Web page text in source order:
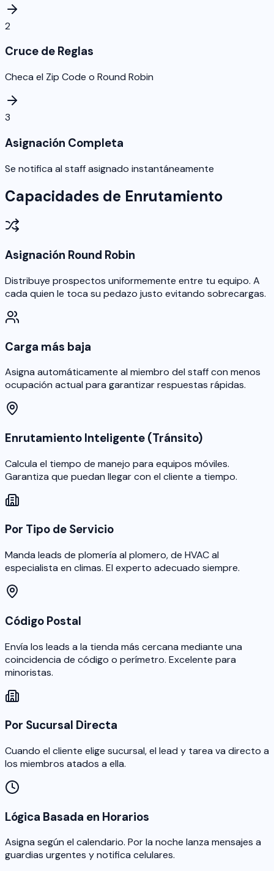
2
Cruce de Reglas
Checa el Zip Code o Round Robin
3
Asignación Completa
Se notifica al staff asignado instantáneamente
Capacidades de Enrutamiento
Asignación Round Robin
Distribuye prospectos uniformemente entre tu equipo. A
cada quien le toca su pedazo justo evitando sobrecargas.
Carga más baja
Asigna automáticamente al miembro del staff con menos
ocupación actual para garantizar respuestas rápidas.
Enrutamiento Inteligente (Tránsito)
Calcula el tiempo de manejo para equipos móviles.
Garantiza que puedan llegar con el cliente a tiempo.
Por Tipo de Servicio
Manda leads de plomería al plomero, de HVAC al
especialista en climas. El experto adecuado siempre.
Código Postal
Envía los leads a la tienda más cercana mediante una
coincidencia de código o perímetro. Excelente para
minoristas.
Por Sucursal Directa
Cuando el cliente elige sucursal, el lead y tarea va directo a
los miembros atados a ella.
Lógica Basada en Horarios
Asigna según el calendario. Por la noche lanza mensajes a
guardias urgentes y notifica celulares.